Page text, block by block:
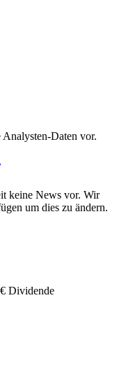
Analysten-Daten vor.
keine News vor. Wir
um dies zu ändern.
€ Dividende